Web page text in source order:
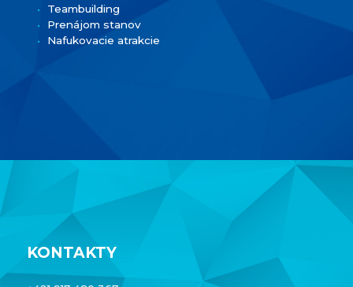
KONTAKTY
Teambuilding
Prenájom stanov
Nafukovacie atrakcie